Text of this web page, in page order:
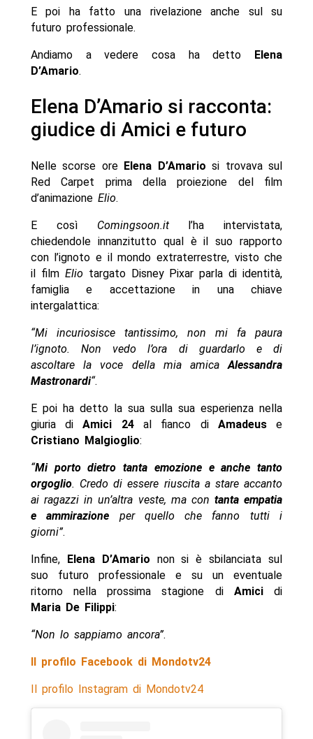
E poi ha fatto una rivelazione anche sul su
futuro professionale.
Andiamo a vedere cosa ha detto Elena
D’Amario.
Elena D’Amario si racconta:
giudice di Amici e futuro
Nelle scorse ore Elena D’Amario si trovava sul
Red Carpet prima della proiezione del film
d’animazione Elio.
E così Comingsoon.itl’ha intervistata,
chiedendole innanzitutto qual è il suo rapporto
con l’ignoto e il mondo extraterrestre, visto che
il film Eliotargato Disney Pixar parla di identità,
famiglia e accettazione in una chiave
intergalattica:
“Mi incuriosisce tantissimo, non mi fa paura
l’ignoto. Non vedo l’ora di guardarlo e di
ascoltare la voce della mia amicaAlessandra
Mastronardi“.
E poi ha detto la sua sulla sua esperienza nella
giuria diAmici 24al fianco di Amadeuse
Cristiano Malgioglio:
“Mi porto dietro tanta emozione e anche tanto
orgoglio. Credo di essere riuscita a stare accanto
ai ragazzi in un’altra veste, ma con tanta empatia
e ammirazione per quello che fanno tutti i
giorni”.
Infine, Elena D’Amario non si è sbilanciata sul
suo futuro professionale e su un eventuale
ritorno nella prossima stagione di Amicidi
Maria De Filippi:
“Non lo sappiamo ancora”.
Il profilo Facebook di Mondotv24
Il profilo Instagram di Mondotv24